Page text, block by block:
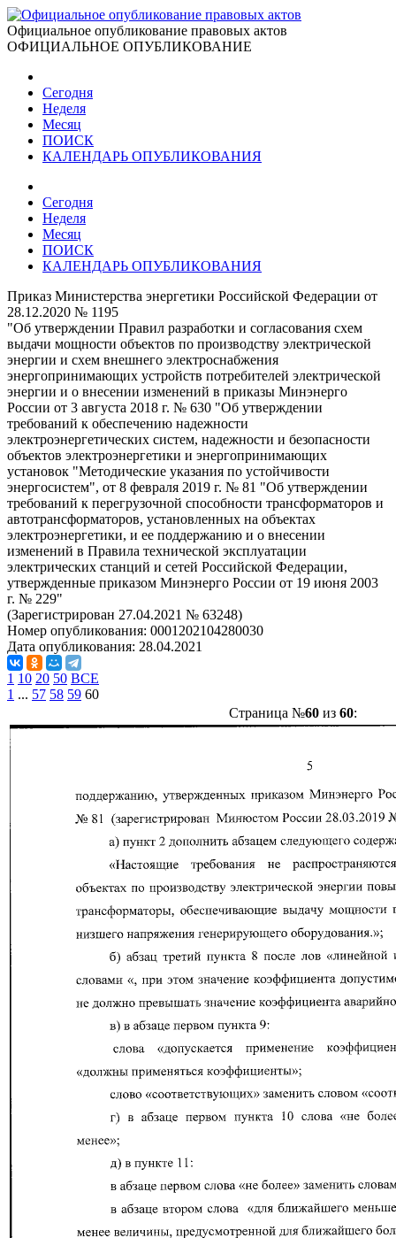
Официальное опубликование правовых актов
ОФИЦИАЛЬНОЕ ОПУБЛИКОВАНИЕ
Сегодня
Неделя
Месяц
ПОИСК
КАЛЕНДАРЬ ОПУБЛИКОВАНИЯ
Сегодня
Неделя
Месяц
ПОИСК
КАЛЕНДАРЬ ОПУБЛИКОВАНИЯ
Приказ Министерства энергетики Российской Федерации от
28.12.2020 № 1195
"Об утверждении Правил разработки и согласования схем
выдачи мощности объектов по производству электрической
энергии и схем внешнего электроснабжения
энергопринимающих устройств потребителей электрической
энергии и о внесении изменений в приказы Минэнерго
России от 3 августа 2018 г. № 630 "Об утверждении
требований к обеспечению надежности
электроэнергетических систем, надежности и безопасности
объектов электроэнергетики и энергопринимающих
установок "Методические указания по устойчивости
энергосистем", от 8 февраля 2019 г. № 81 "Об утверждении
требований к перегрузочной способности трансформаторов и
автотрансформаторов, установленных на объектах
электроэнергетики, и ее поддержанию и о внесении
изменений в Правила технической эксплуатации
электрических станций и сетей Российской Федерации,
утвержденные приказом Минэнерго России от 19 июня 2003
г. № 229"
(Зарегистрирован 27.04.2021 № 63248)
Номер опубликования: 0001202104280030
Дата опубликования: 28.04.2021
1 10 20 50 ВСЕ
1 ... 57 58 59 60
Страница №60из 60: